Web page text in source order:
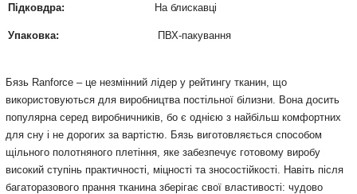
Підковдра: На блискавці
Упаковка: ПВХ-пакування
Бязь Ranforce – це незмінний лідер у рейтингу тканин, що
використовуються для виробництва постільної білизни. Вона досить
популярна серед виробничників, бо є однією з найбільш комфортних
для сну і не дорогих за вартістю. Бязь виготовляється способом
щільного полотняного плетіння, яке забезпечує готовому виробу
високий ступінь практичності, міцності та зносостійкості. Навіть після
багаторазового прання тканина зберігає свої властивості: чудово